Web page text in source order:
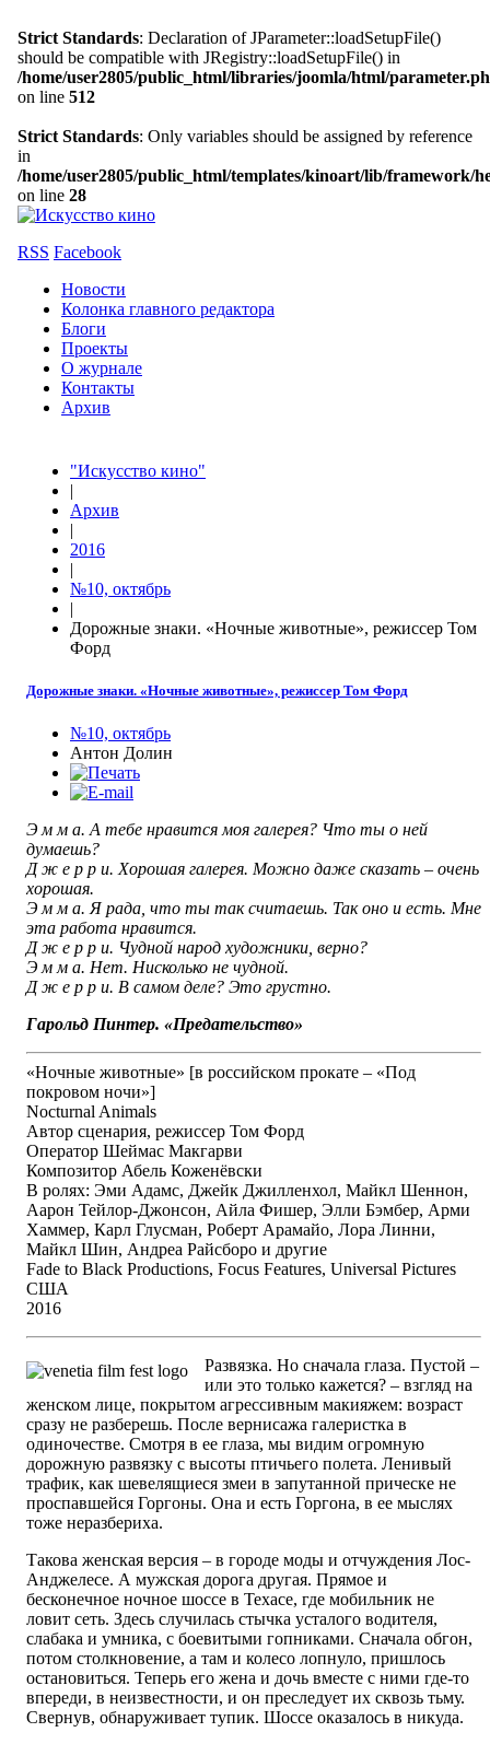
Strict Standards: Declaration of JParameter::loadSetupFile()
should be compatible with JRegistry::loadSetupFile() in
/home/user2805/public_html/libraries/joomla/html/
on line 512
Strict Standards: Only variables should be assigned by reference
in
/home/user2805/public_html/templates/kinoart/lib/framework/
on line 28
RSS Facebook
Новости
Колонка главного редактора
Блоги
Проекты
О журнале
Контакты
Архив
"Искусство кино"
|
Архив
|
2016
|
№10, октябрь
|
Дорожные знаки. «Ночные животные», режиссер Том
Форд
Дорожные знаки. «Ночные животные», режиссер Том Форд
№10, октябрь
Антон Долин
Э м м а. А тебе нравится моя галерея? Что ты о ней
думаешь?
Д ж е р р и. Хорошая галерея. Можно даже сказать – очень
хорошая.
Э м м а. Я рада, что ты так считаешь. Так оно и есть. Мне
эта работа нравится.
Д ж е р р и. Чудной народ художники, верно?
Э м м а. Нет. Нисколько не чудной.
Д ж е р р и. В самом деле? Это грустно.
Гарольд Пинтер. «Предательство»
«Ночные животные» [в российском прокате – «Под
покровом ночи»]
Nocturnal Animals
Автор сценария, режиссер Том Форд
Оператор Шеймас Макгарви
Композитор Абель Коженёвски
В ролях: Эми Адамс, Джейк Джилленхол, Майкл Шеннон,
Аарон Тейлор-Джонсон, Айла Фишер, Элли Бэмбер, Арми
Хаммер, Карл Глусман, Роберт Арамайо, Лора Линни,
Майкл Шин, Андреа Райсборо и другие
Fade to Black Productions, Focus Features, Universal Pictures
США
2016
Развязка. Но сначала глаза. Пустой –
или это только кажется? – взгляд на
женском лице, покрытом агрессивным макияжем: возраст
сразу не разберешь. После вернисажа галеристка в
одиночестве. Смотря в ее глаза, мы видим огромную
дорожную развязку с высоты птичьего полета. Ленивый
трафик, как шевелящиеся змеи в запутанной прическе не
проспавшейся Горгоны. Она и есть Горгона, в ее мыслях
тоже неразбериха.
Такова женская версия – в городе моды и отчуждения Лос-
Анджелесе. А мужская дорога другая. Прямое и
бесконечное ночное шоссе в Техасе, где мобильник не
ловит сеть. Здесь случилась стычка усталого водителя,
слабака и умника, с боевитыми гопниками. Сначала обгон,
потом столкновение, а там и колесо лопнуло, пришлось
остановиться. Теперь его жена и дочь вместе с ними где-то
впереди, в неизвестности, и он преследует их сквозь тьму.
Свернув, обнаруживает тупик. Шоссе оказалось в никуда.